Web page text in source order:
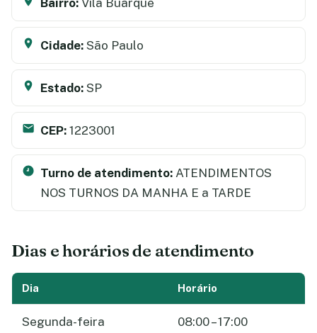
Cidade: São Paulo
Estado: SP
CEP: 1223001
Turno de atendimento: ATENDIMENTOS
NOS TURNOS DA MANHA E a TARDE
Dias e horários de atendimento
Dia Horário
Segunda-feira 08:00 – 17:00